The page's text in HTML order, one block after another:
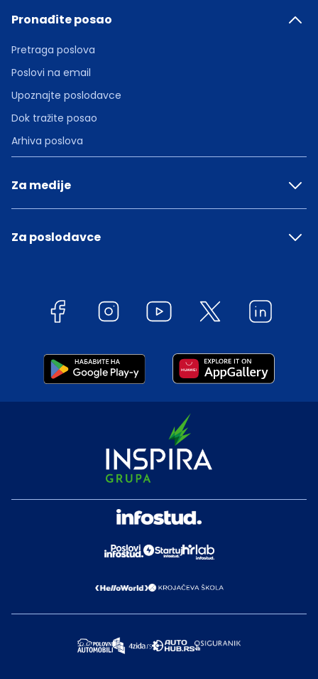
Pronađite posao
Pretraga poslova
Poslovi na email
Upoznajte poslodavce
Dok tražite posao
Arhiva poslova
Za medije
Za poslodavce